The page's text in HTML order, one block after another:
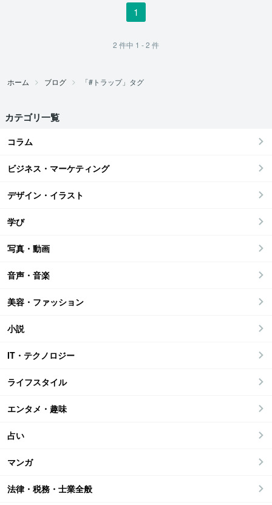
1
2 件中 1 - 2 件
ホーム ブログ 「#トラップ」タグ
カテゴリ一覧
コラム
ビジネス・マーケティング
デザイン・イラスト
学び
写真・動画
音声・音楽
美容・ファッション
小説
IT・テクノロジー
ライフスタイル
エンタメ・趣味
占い
マンガ
法律・税務・士業全般